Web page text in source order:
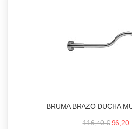
BRUMA BRAZO DUCHA
116,40 € 96,20